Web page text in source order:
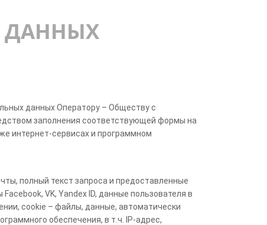
ДАННЫХ
данных Оператору – Обществу с
заполнения соответствующей формы на
интернет-сервисах и программном
полный текст запроса и предоставленные
VK, Yandex ID, данные пользователя в
cookie – файлы, данные, автоматически
обеспечения, в т.ч. IP-адрес,